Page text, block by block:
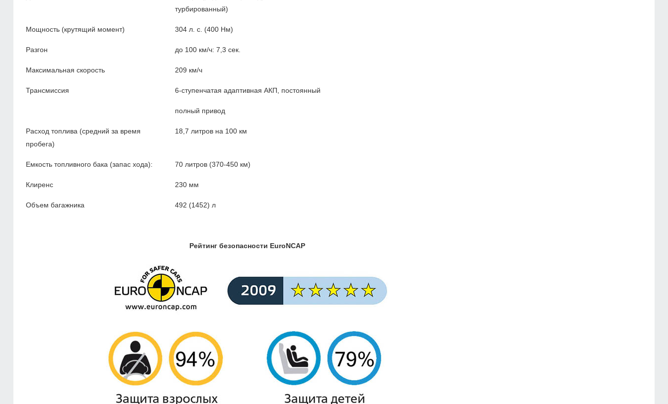
турбированный)
Мощность (крутящий момент) 304 л. с. (400 Нм)
Разгон до 100 км/ч: 7,3 сек.
Максимальная скорость 209 км/ч
Трансмиссия 6-ступенчатая адаптивная АКП, постоянный
полный привод
Расход топлива (средний за время
пробега)
18,7 литров на 100 км
Емкость топливного бака (запас хода): 70 литров (370-450 км)
Клиренс 230 мм
Объем багажника 492 (1452) л
Рейтинг безопасности EuroNCAP